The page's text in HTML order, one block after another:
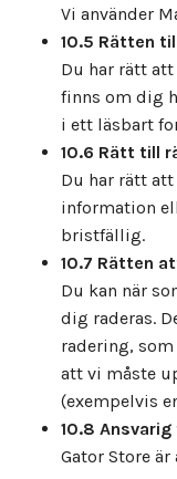
Vi använder
10.5 Rätten
Du har rätt
finns om dig
i ett läsbart
10.6 Rätt till
Du har rätt
information
bristfällig.
10.7 Rätten
Du kan när
dig raderas.
radering,
att vi måste
(exempelvis
10.8
Gator Store